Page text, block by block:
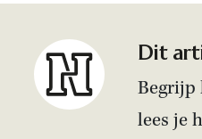
Dit
Begrijp
lees je